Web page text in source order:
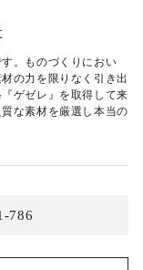
。ものづくりにおい
の力を限りなく引き出
ゲゼレ』を取得して来
な素材を厳選し本当の
786